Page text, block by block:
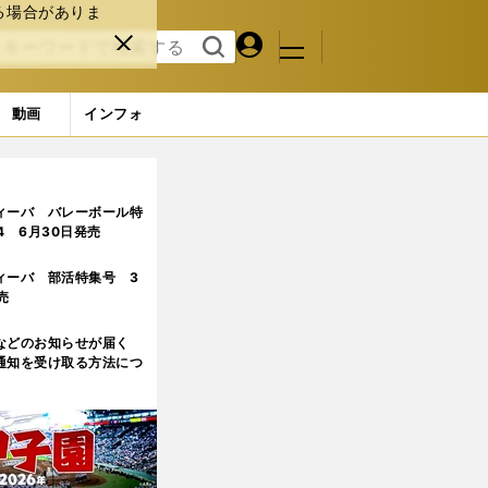
合がありま
閉じ
る
検索
る
マイペ
ジ
メニュ
動画 インフォ
ーバ バレーボール特
6月30日発売
ーバ 部活特集号 3
どのお知らせが届く
知を受け取る方法につ